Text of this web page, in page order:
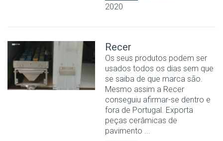
2020
Recer
Os seus produtos podem ser
usados todos os dias sem que
se saiba de que marca são.
Mesmo assim a Recer
conseguiu afirmar-se dentro e
fora de Portugal. Exporta
peças cerâmicas de
pavimento ...